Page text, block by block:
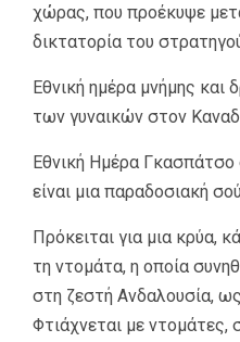
χώρας, που προέκυψε
δικτατορία του
Εθνική ημέρα μνήμης και
των γυναικών στον
Εθνική Ημέρα
είναι μια παραδοσιακή
Πρόκειται για μια κρύα,
τη ντομάτα, η οποία
στη ζεστή Ανδαλουσία,
Φτιάχνεται με ντομάτες,